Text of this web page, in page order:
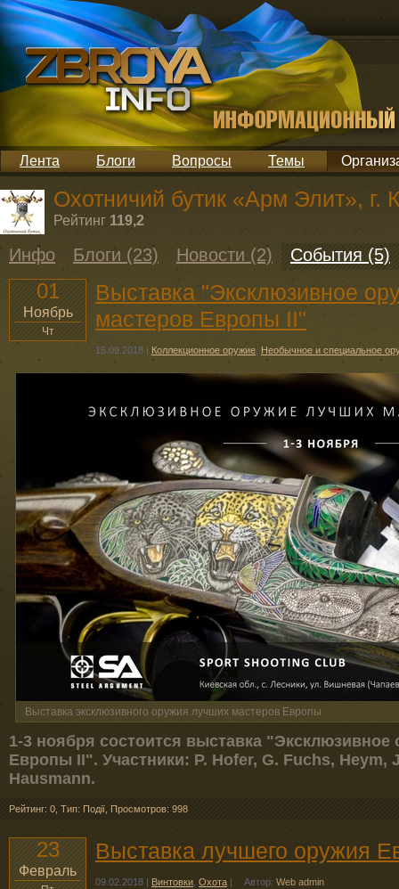
Лента Блоги Вопросы Темы
Охотничий бутик «Арм Элит», г.
Рейтинг 119,2
Инфо Блоги (23) Новости (2) События (5)
01
Ноябрь
Чт
Выставка "Эксклюзивное
мастеров Европы II"
15.09.2018 |Коллекционное оружие Необычное и специальное
Выставка эксклюзивного оружия лучших мастеров Европы
1-3 ноября состоится выставка
Европы II". Участники: P. Hofer, G. Fuchs, Heym,
Hausmann.
Рейтинг: 0 Тип: Події Просмотров: 998
23
Февраль
Выставка лучшего оружия
09.02.2018 | Винтовки Охота | Автор: Web admin